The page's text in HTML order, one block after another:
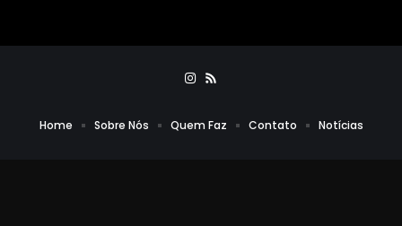
Home Sobre Nós Quem Faz Contato Notícias